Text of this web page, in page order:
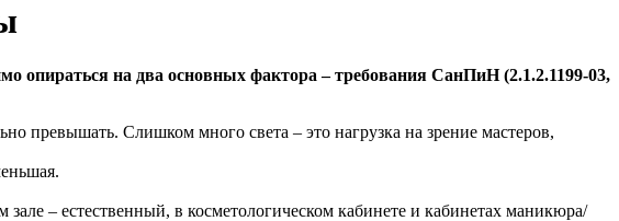
опираться на два основных фактора – требования СанПиН (2.1.2.1199-03,
превышать. Слишком много света – это нагрузка на зрение мастеров,
– естественный, в косметологическом кабинете и кабинетах маникюра/